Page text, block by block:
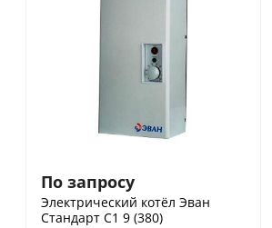
По запросу
Электрический котёл Эван
Стандарт С1 9 (380)